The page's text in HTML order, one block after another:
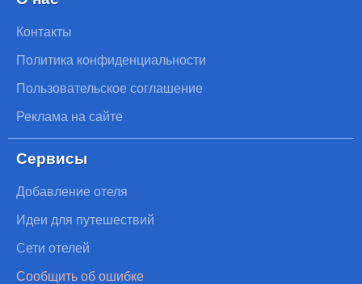
Контакты
Политика конфиденциальности
Пользовательское соглашение
Реклама на сайте
Сервисы
Добавление отеля
Идеи для путешествий
Сети отелей
Сообщить об ошибке